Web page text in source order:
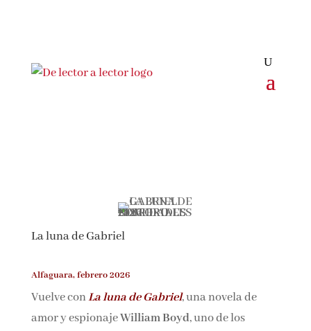
La luna de Gabriel
Alfaguara, febrero 2026
Vuelve conLa luna de Gabriel, una novela de
amor y espionajeWilliam Boyd, uno de los